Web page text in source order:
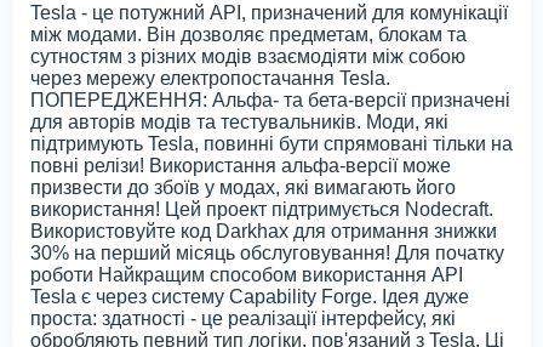
Tesla - це потужний API, призначений для комунікації
між модами. Він дозволяє предметам, блокам та
сутностям з різних модів взаємодіяти між собою
через мережу електропостачання Tesla.
ПОПЕРЕДЖЕННЯ: Альфа- та бета-версії призначені
для авторів модів та тестувальників. Моди, які
підтримують Tesla, повинні бути спрямовані тільки на
повні релізи! Використання альфа-версії може
призвести до збоїв у модах, які вимагають його
використання! Цей проект підтримується Nodecraft.
Використовуйте код Darkhax для отримання знижки
30% на перший місяць обслуговування! Для початку
роботи Найкращим способом використання API
Tesla є через систему Capability Forge. Ідея дуже
проста: здатності - це реалізації інтерфейсу, які
обробляють певний тип логіки, пов'язаний з Tesla. Ці